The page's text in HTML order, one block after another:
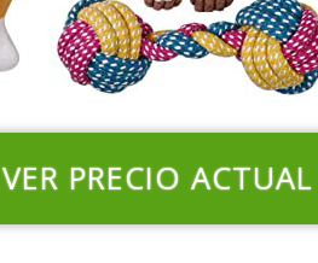
VER PRECIO ACTUAL